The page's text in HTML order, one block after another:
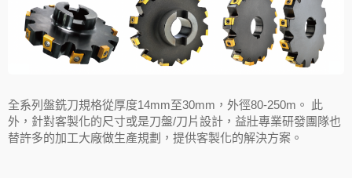
全系列盤銑刀規格從厚度14mm至30mm，外徑80-250m。 此
外，針對客製化的尺寸或是刀盤/刀片設計，益壯專業研發團隊也
替許多的加工大廠做生產規劃，提供客製化的解決方案。